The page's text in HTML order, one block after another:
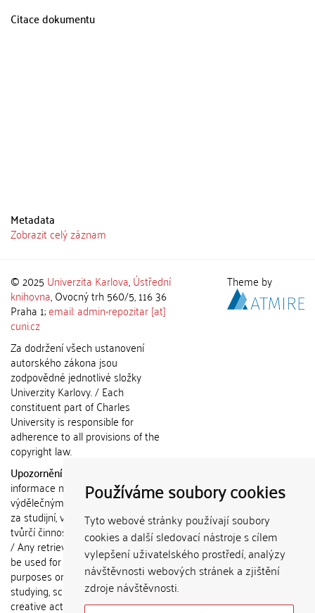
Používáme soubory cookies
Tyto webové stránky používají soubory
cookies a další sledovací nástroje s cílem
vylepšení uživatelského prostředí, analýzy
návštěvnosti webových stránek a zjištění
zdroje návštěvnosti.
Citace dokumentu
Metadata
Zobrazit celý záznam
© 2025 Univerzita Karlova,Ústřední
knihovna, Ovocný trh 560/5, 116 36
Praha 1;email: admin-repozitar [at]
cuni.cz
Za dodržení všech ustanovení
autorského zákona jsou
zodpovědné jednotlivé složky
Univerzity Karlovy. / Each
constituent part of Charles
University is responsible for
adherence to all provisions of the
copyright law.
Upozornění / Notice:
informace nemohou být použity k
výdělečným účelům nebo vydávány
za studijní, vědeckou nebo jinou
tvůrčí činnost jiné osoby než autora.
/ Any retrieved information shall not
be used for any commercial
purposes or claimed as results of
studying, scientific or any other
creative activities of any person
Theme by